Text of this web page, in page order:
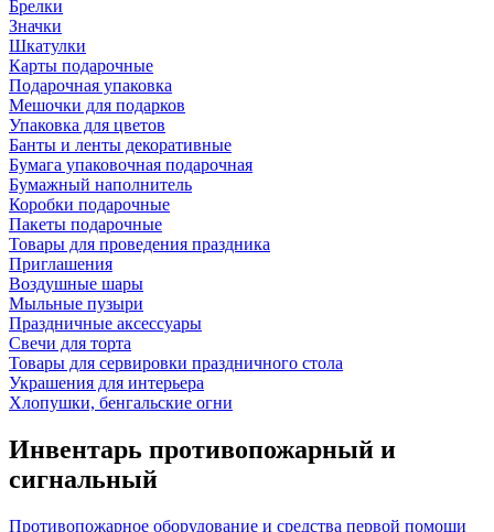
Брелки
Значки
Шкатулки
Карты подарочные
Подарочная упаковка
Мешочки для подарков
Упаковка для цветов
Банты и ленты декоративные
Бумага упаковочная подарочная
Бумажный наполнитель
Коробки подарочные
Пакеты подарочные
Товары для проведения праздника
Приглашения
Воздушные шары
Мыльные пузыри
Праздничные аксессуары
Свечи для торта
Товары для сервировки праздничного стола
Украшения для интерьера
Хлопушки, бенгальские огни
Инвентарь противопожарный и
сигнальный
Противопожарное оборудование и средства первой помощи